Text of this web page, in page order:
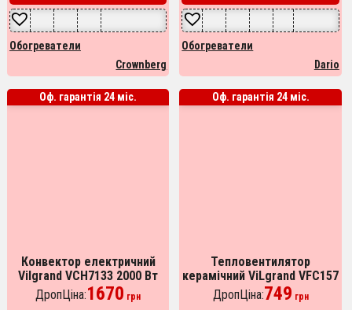
Обогреватели
Crownberg
Обогреватели
Dario
Конвектор електричний
Vilgrand VCH7133 2000 Вт
ДропЦіна:1670 грн
Оф. гарантія 24 міс.
Тепловентилятор
керамічний ViLgrand VFC157
ДропЦіна:749 грн
Оф. гарантія 24 міс.